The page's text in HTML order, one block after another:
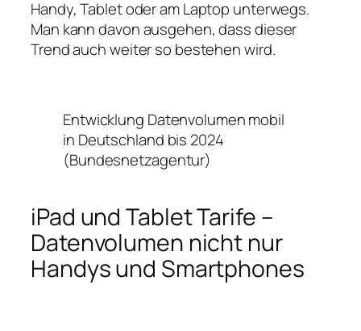
Handy, Tablet oder am Laptop unterwegs.
Man kann davon ausgehen, dass dieser
Trend auch weiter so bestehen wird.
Entwicklung Datenvolumen mobil
in Deutschland bis 2024
(Bundesnetzagentur)
iPad und Tablet Tarife –
Datenvolumen nicht nur
Handys und Smartphones